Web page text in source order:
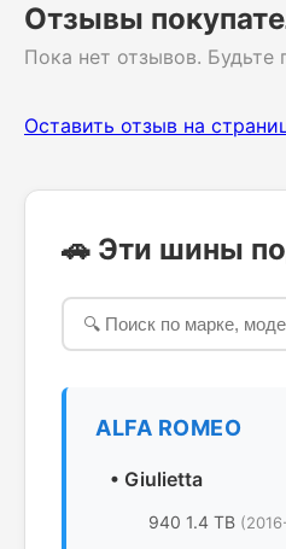
Отзывы
Пока нет отзывов. Будьте
Оставить отзыв на
🚗 Эти шины
ALFA ROMEO
• Giulietta
940 1.4 TB